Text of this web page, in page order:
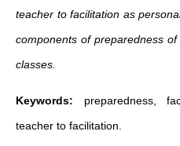
teacher to facilitation as
components of preparedness
classes.
Keywords: preparedness,
teacher to facilitation.